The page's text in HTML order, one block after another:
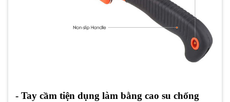
- Tay cầm tiện dụng làm bằng cao su chống